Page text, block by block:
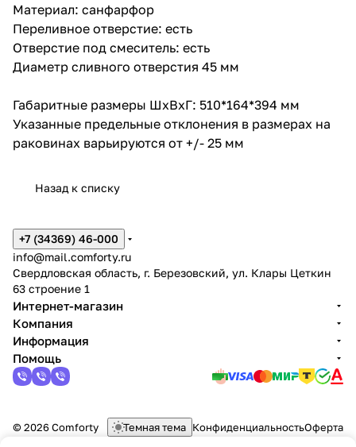
Материал: санфарфор
Переливное отверстие: есть
Отверстие под смеситель: есть
Диаметр сливного отверстия 45 мм
Габаритные размеры ШхВxГ: 510*164*394 мм
Указанные предельные отклонения в размерах на
раковинах варьируются от +/- 25 мм
Назад к списку
+7 (34369) 46-000
info@mail.comforty.ru
Свердловская область, г. Березовский, ул. Клары Цеткин
63 строение 1
Интернет-магазин
Компания
Информация
Помощь
© 2026 Comforty Темная тема КонфиденциальностьОферта